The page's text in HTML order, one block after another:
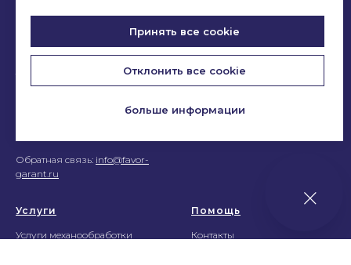
Принять все cookie
Отклонить все cookie
больше информации
запрещено.
Перепечатка материалов
разрешения. При
Обратная связь: info@favor-
garant.ru
Услуги
Услуги механообработки
Помощь
Контакты